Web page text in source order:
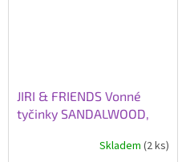
JIRI & FRIENDS Vonné
tyčinky SANDALWOOD,
Skladem (2 ks)